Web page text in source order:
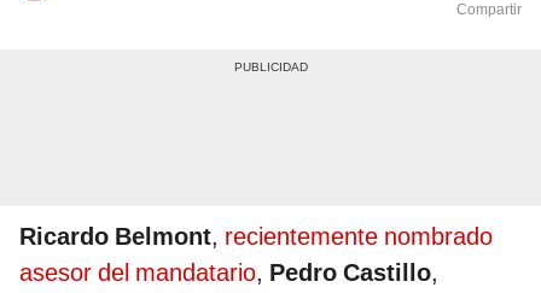
Compartir
Ricardo Belmont, recientemente nombrado
asesor del mandatario, Pedro Castillo,